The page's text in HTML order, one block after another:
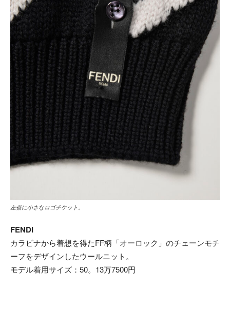
左裾に小さなロゴチケット。
FENDI
カラビナから着想を得たFF柄「オーロック」のチェーンモチ
ーフをデザインしたウールニット。
モデル着用サイズ：50。13万7500円